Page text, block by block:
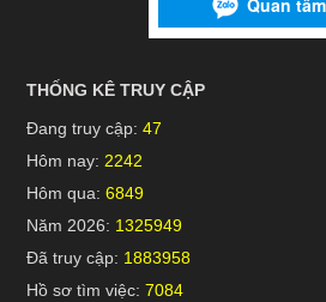
THỐNG KÊ TRUY CẬP
Đang truy cập: 47
Hôm nay: 2242
Hôm qua: 6849
Năm 2026: 1325949
Đã truy cập: 1883958
Hồ sơ tìm việc: 7084